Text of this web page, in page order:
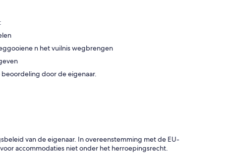
n het vuilnis wegbrengen
door de eigenaar.
van de eigenaar. In overeenstemming met de EU-
accommodaties niet onder het herroepingsrecht.